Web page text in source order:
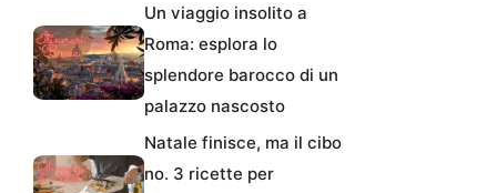
Un viaggio insolito a
Roma: esplora lo
splendore barocco di un
palazzo nascosto
Natale finisce, ma il cibo
no. 3 ricette per